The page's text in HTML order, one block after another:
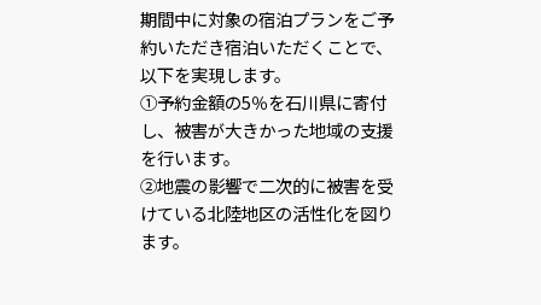
期間中に対象の宿泊プランをご予
約いただき宿泊いただくことで、
以下を実現します。
①予約金額の5％を石川県に寄付
し、被害が大きかった地域の支援
を行います。
②地震の影響で二次的に被害を受
けている北陸地区の活性化を図り
ます。